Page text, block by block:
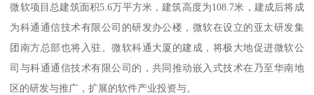
微软项目总建筑面积5.6万平方米，建筑高度为108.7米，建成后将成
为科通通信技术有限公司的研发办公楼，微软在设立的亚太研发集
团南方总部也将入驻。微软科通大厦的建成，将极大地促进微软公
司与科通通信技术有限公司的，共同推动嵌入式技术在乃至华南地
区的研发与推广，扩展的软件产业投资与。